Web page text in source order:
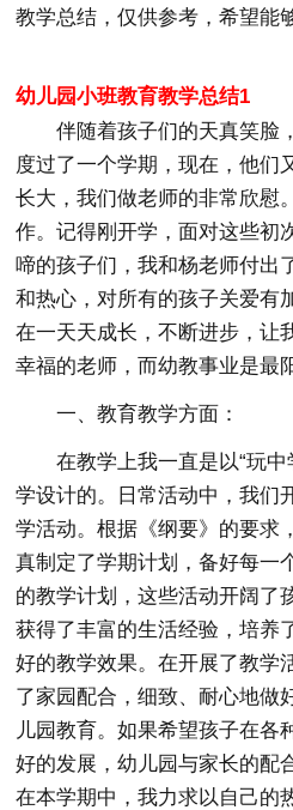
教学总结，仅供参考，希望能
幼儿园小班教育教学总结1
伴随着孩子们的天真笑脸
度过了一个学期，现在，他们
长大，我们做老师的非常欣慰
作。记得刚开学，面对这些初
啼的孩子们，我和杨老师付出
和热心，对所有的孩子关爱有
在一天天成长，不断进步，让
幸福的老师，而幼教事业是最
一、教育教学方面：
在教学上我一直是以“玩
学设计的。日常活动中，我们
学活动。根据《纲要》的要求
真制定了学期计划，备好每一
的教学计划，这些活动开阔了
获得了丰富的生活经验，培养
好的教学效果。在开展了教学
了家园配合，细致、耐心地做
儿园教育。如果希望孩子在各
好的发展，幼儿园与家长的配
在本学期中，我力求以自己的